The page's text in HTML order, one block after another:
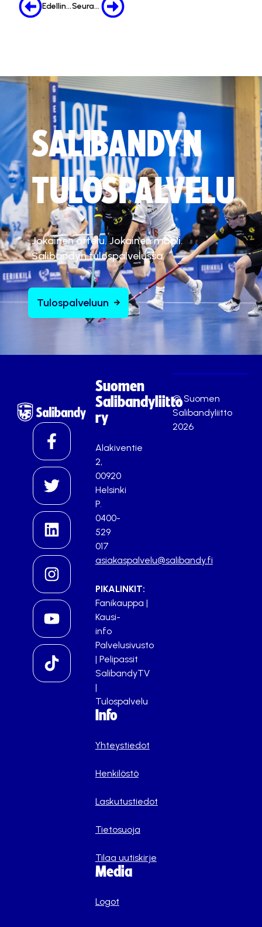
Edellinen Seuraava
SALIBANDYN
TULOSPALVELU
Jokainen ottelu. Jokainen maali.
Salibandyn tulospalvelussa.
Tulospalveluun
Suomen
Salibandyliitto
ry
Alakiventie
2,
00920
Helsinki
P.
0400-
529
017
asiakaspalvelu@salibandy.fi
PIKALINKIT:
Fanikauppa |
Kausi-
info
Palvelusivusto
| Pelipassit
SalibandyTV
|
Tulospalvelu
Info
Yhteystiedot
Henkilöstö
Laskutustiedot
Tietosuoja
Tilaa uutiskirje
Media
Logot
© Suomen
Salibandyliitto
2026